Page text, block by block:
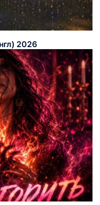
2026